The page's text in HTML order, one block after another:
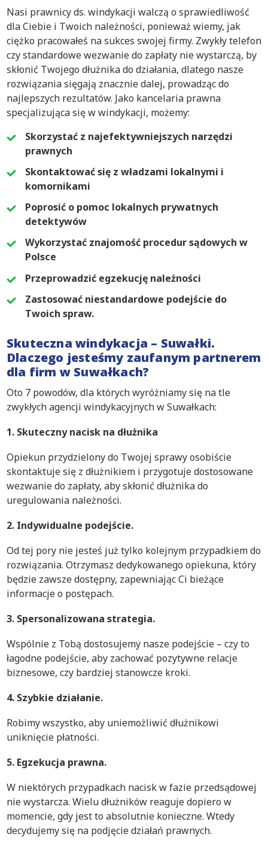
Nasi prawnicy ds. windykacji walczą o sprawiedliwość
dla Ciebie i Twoich należności, ponieważ wiemy, jak
ciężko pracowałeś na sukces swojej firmy. Zwykły telefon
czy standardowe wezwanie do zapłaty nie wystarczą, by
skłonić Twojego dłużnika do działania, dlatego nasze
rozwiązania sięgają znacznie dalej, prowadząc do
najlepszych rezultatów. Jako kancelaria prawna
specjalizująca się w windykacji, możemy:
Skorzystać z najefektywniejszych narzędzi
prawnych
Skontaktować się z władzami lokalnymi i
komornikami
Poprosić o pomoc lokalnych prywatnych
detektywów
Wykorzystać znajomość procedur sądowych w
Polsce
Przeprowadzić egzekucję należności
Zastosować niestandardowe podejście do
Twoich spraw.
Skuteczna windykacja – Suwałki.
Dlaczego jesteśmy zaufanym partnerem
dla firm w Suwałkach?
Oto 7 powodów, dla których wyróżniamy się na tle
zwykłych agencji windykacyjnych w Suwałkach:
1. Skuteczny nacisk na dłużnika
Opiekun przydzielony do Twojej sprawy osobiście
skontaktuje się z dłużnikiem i przygotuje dostosowane
wezwanie do zapłaty, aby skłonić dłużnika do
uregulowania należności.
2. Indywidualne podejście.
Od tej pory nie jesteś już tylko kolejnym przypadkiem do
rozwiązania. Otrzymasz dedykowanego opiekuna, który
będzie zawsze dostępny, zapewniając Ci bieżące
informacje o postępach.
3. Spersonalizowana strategia.
Wspólnie z Tobą dostosujemy nasze podejście – czy to
łagodne podejście, aby zachować pozytywne relacje
biznesowe, czy bardziej stanowcze kroki.
4. Szybkie działanie.
Robimy wszystko, aby uniemożliwić dłużnikowi
uniknięcie płatności.
5. Egzekucja prawna.
W niektórych przypadkach nacisk w fazie przedsądowej
nie wystarcza. Wielu dłużników reaguje dopiero w
momencie, gdy jest to absolutnie konieczne. Wtedy
decydujemy się na podjęcie działań prawnych.